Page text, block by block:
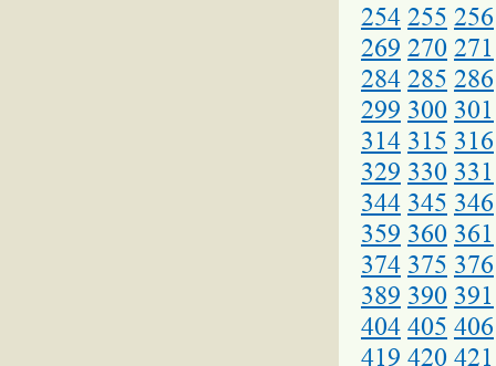
254 255 256
269 270 271
284 285 286
299 300 301
314 315 316
329 330 331
344 345 346
359 360 361
374 375 376
389 390 391
404 405 406
419 420 421